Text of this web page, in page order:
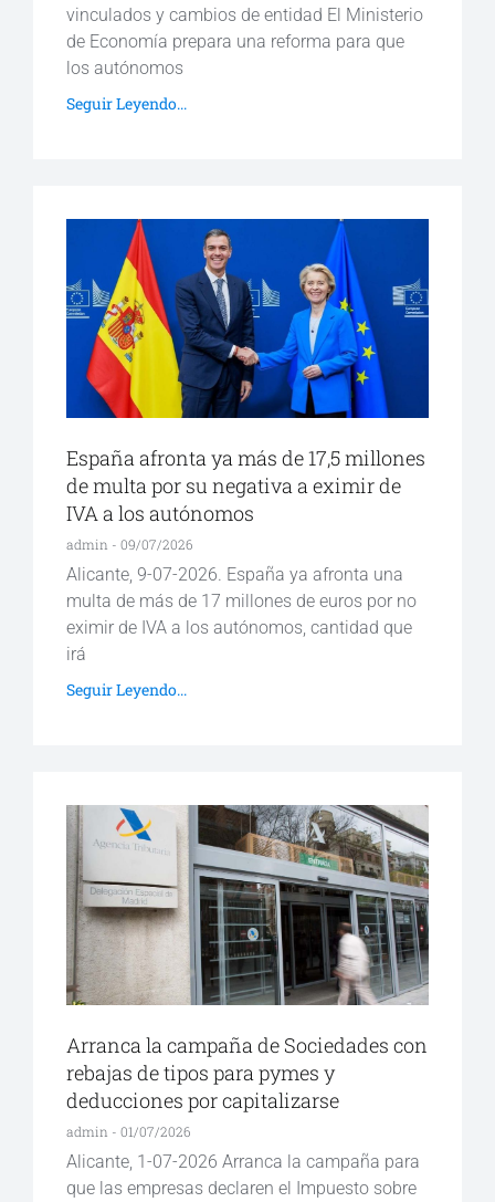
vinculados y cambios de entidad El Ministerio
de Economía prepara una reforma para que
los autónomos
Seguir Leyendo...
España afronta ya más de 17,5 millones
de multa por su negativa a eximir de
IVA a los autónomos
admin 09/07/2026
Alicante, 9-07-2026. España ya afronta una
multa de más de 17 millones de euros por no
eximir de IVA a los autónomos, cantidad que
irá
Seguir Leyendo...
Arranca la campaña de Sociedades con
rebajas de tipos para pymes y
deducciones por capitalizarse
admin 01/07/2026
Alicante, 1-07-2026 Arranca la campaña para
que las empresas declaren el Impuesto sobre